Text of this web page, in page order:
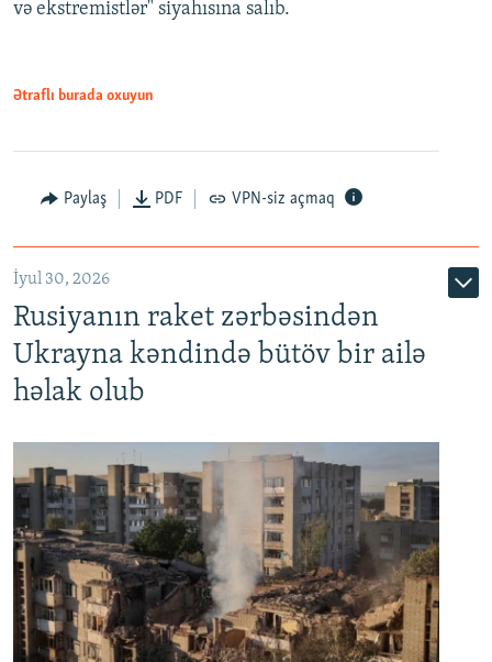
və ekstremistlər" siyahısına salıb.
Ətraflı burada oxuyun
Paylaş PDF VPN-siz açmaq
İyul 30, 2026
Rusiyanın raket zərbəsindən
Ukrayna kəndində bütöv bir ailə
həlak olub